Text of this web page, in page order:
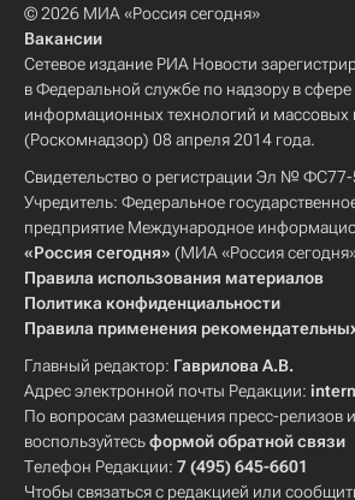
© 2026 МИА «Россия сегодня»
Вакансии
Сетевое издание РИА Новости
в Федеральной службе по надзору в сфере
информационных технологий и массовых
(Роскомнадзор) 08 апреля 2014 года.
Свидетельство о регистрации Эл №
Учредитель: Федеральное
предприятие Международное
«Россия сегодня» (МИА «Россия
Правила использования материалов
Политика конфиденциальности
Правила применения
Главный редактор: Гаврилова А.В.
Адрес электронной почты Редакции:
По вопросам размещения пресс-релизов
воспользуйтесьформой обратной связи
Телефон Редакции: 7 (495) 645-6601
Чтобы связаться с редакцией или